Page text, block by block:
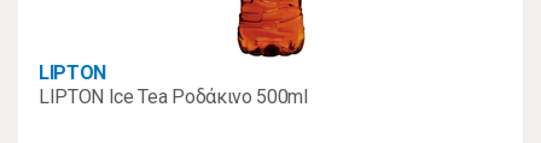
LIPTON
LIPTON Ice Tea Ροδάκινo 500ml